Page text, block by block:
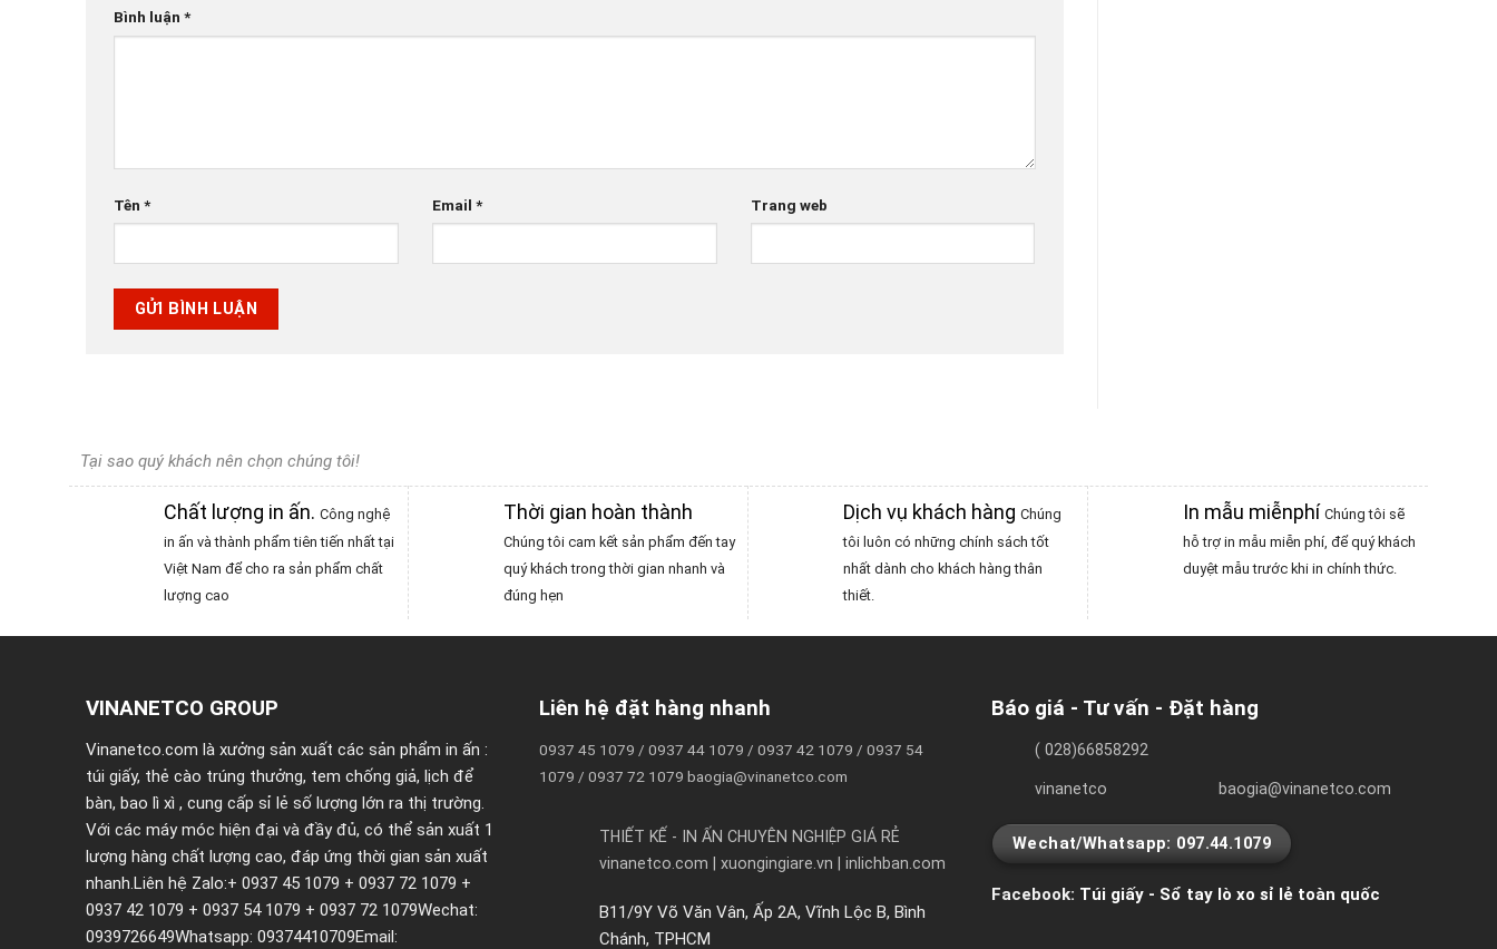
Bình luận *
Tên * Email * Trang web
Tại sao quý khách nên chọn chúng tôi!
Chất lượng in ấn.Công nghệ
in ấn và thành phẩm tiên tiến nhất tại
Việt Nam để cho ra sản phẩm chất
lượng cao
Thời gian hoàn thành
Chúng tôi cam kết sản phẩm đến tay
quý khách trong thời gian nhanh và
đúng hẹn
Dịch vụ khách hàngChúng
tôi luôn có những chính sách tốt
nhất dành cho khách hàng thân
thiết.
In mẫu miễnphíChúng tôi sẽ
hỗ trợ in mẫu miễn phí, để quý khách
duyệt mẫu trước khi in chính thức.
VINANETCO GROUP
Vinanetco.com là xưởng sản xuất các sản phẩm in ấn :
túi giấy, thẻ cào trúng thưởng, tem chống giả, lịch để
bàn, bao lì xì , cung cấp sỉ lẻ số lượng lớn ra thị trường.
Với các máy móc hiện đại và đầy đủ, có thể sản xuất 1
lượng hàng chất lượng cao, đáp ứng thời gian sản xuất
nhanh.Liên hệ Zalo:+ 0937 45 1079 + 0937 72 1079 +
0937 42 1079 + 0937 54 1079 + 0937 72 1079Wechat:
0939726649Whatsapp: 09374410709Email:
Liên hệ đặt hàng nhanh
0937 45 1079 / 0937 44 1079 / 0937 42 1079 / 0937 54
1079 / 0937 72 1079 baogia@vinanetco.com
THIẾT KẾ - IN ẤN CHUYÊN NGHIỆP GIÁ RẺ
vinanetco.com | xuongingiare.vn | inlichban.com
B11/9Y Võ Văn Vân, Ấp 2A, Vĩnh Lộc B, Bình
Chánh, TPHCM
Báo giá - Tư vấn - Đặt hàng
( 028)66858292
vinanetco baogia@vinanetco.com
Wechat/Whatsapp: 097.44.1079
Facebook: Túi giấy - Sổ tay lò xo sỉ lẻ toàn quốc